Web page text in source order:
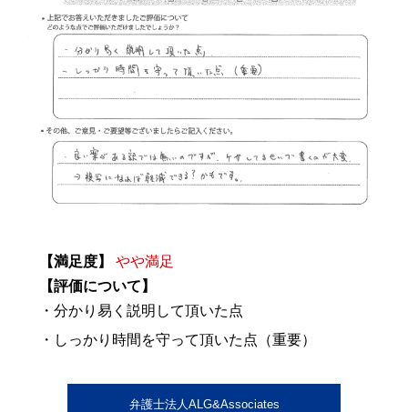
【満足度】
やや満足
【評価について】
・分かり易く説明して頂いた点
・しっかり時間を守って頂いた点（重要）
弁護士法人ALG&Associates